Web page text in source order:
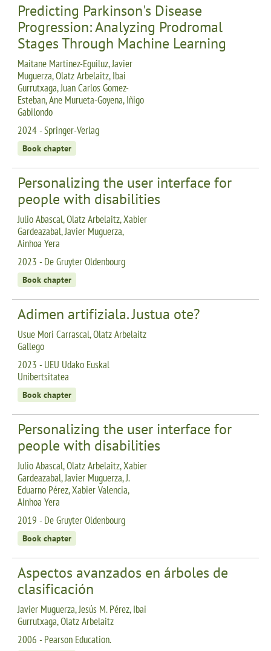
Predicting Parkinson's Disease
Progression: Analyzing Prodromal
Stages Through Machine Learning
Maitane Martinez-Eguiluz, Javier
Muguerza, Olatz Arbelaitz, Ibai
Gurrutxaga, Juan Carlos Gomez-
Esteban, Ane Murueta-Goyena, Iñigo
Gabilondo
2024 - Springer-Verlag
Book chapter
Personalizing the user interface for
people with disabilities
Julio Abascal, Olatz Arbelaitz, Xabier
Gardeazabal, Javier Muguerza,
Ainhoa Yera
2023 - De Gruyter Oldenbourg
Book chapter
Adimen artifiziala. Justua ote?
Usue Mori Carrascal, Olatz Arbelaitz
Gallego
2023 - UEU Udako Euskal
Unibertsitatea
Book chapter
Personalizing the user interface for
people with disabilities
Julio Abascal, Olatz Arbelaitz, Xabier
Gardeazabal, Javier Muguerza, J.
Eduarno Pérez, Xabier Valencia,
Ainhoa Yera
2019 - De Gruyter Oldenbourg
Book chapter
Aspectos avanzados en árboles de
clasificación
Javier Muguerza, Jesús M. Pérez, Ibai
Gurrutxaga, Olatz Arbelaitz
2006 - Pearson Education.